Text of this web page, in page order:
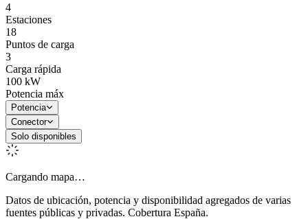
4
Estaciones
18
Puntos de carga
3
Carga rápida
100 kW
Potencia máx
Potencia
Conector
Solo disponibles
Cargando mapa…
Datos de ubicación, potencia y disponibilidad agregados de varias
fuentes públicas y privadas. Cobertura España.